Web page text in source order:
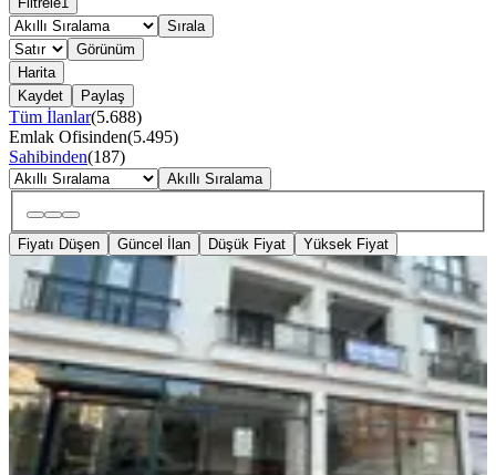
Sırala
Görünüm
Harita
Kaydet
Paylaş
Tüm İlanlar(5.688)
Emlak Ofisinden(5.495)
Sahibinden(187)
Akıllı Sıralama
Fiyatı Düşen Güncel İlan Düşük Fiyat Yüksek Fiyat
ÖNE ÇIKAN
Mt Emlak’tan Evliya Çelebi
Mahallesinde Kiralık Dükkan
İstanbul, Tuzla
2 Oda·240 m²·1. Kat·06.08.2026
140.000 ₺